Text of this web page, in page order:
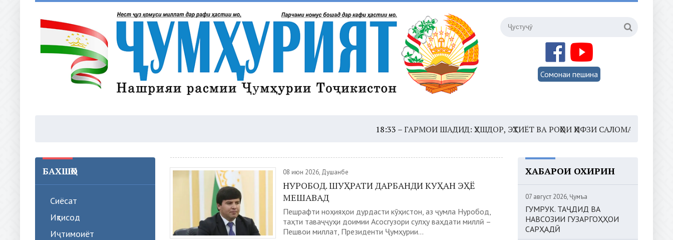
Сомонаи пешина
ГАРМОИ ШАДИД: ҲУШДОР, ЭҲТИЁТ ВА РОҲҲОИ ҲИФЗИ САЛОМАТӢ16:35 –
БАХШҲО
Сиёсат
Иқтисод
Иҷтимоиёт
08 июн 2026, Душанбе
НУРОБОД. ШУҲРАТИ ДАРБАНДИ КУҲАН ЭҲЁ
МЕШАВАД
Пешрафти ноҳияҳои дурдасти кӯҳистон, аз ҷумла Нуробод,
таҳти таваҷҷуҳи доимии Асосгузори сулҳу ваҳдати миллӣ –
Пешвои миллат, Президенти Ҷумҳурии...
ХАБАРҲОИ ОХИРИН
07 август 2026, Ҷумъа
ГУМРУК. ТАҶДИД ВА
НАВСОЗИИ ГУЗАРГОҲҲОИ
САРҲАДӢ